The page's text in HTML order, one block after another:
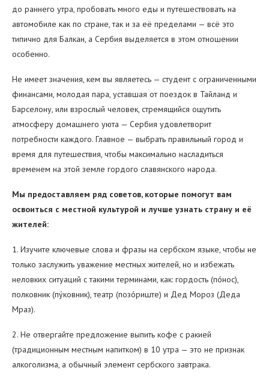
до раннего утра, пробовать много еды и путешествовать на
автомобиле как по стране, так и за её пределами — всё это
типично для Балкан, а Сербия выделяется в этом отношении
особенно.
Не имеет значения, кем вы являетесь — студент с ограниченными
финансами, молодая пара, уставшая от поездок в Тайланд и
Барселону, или взрослый человек, стремящийся ощутить
атмосферу домашнего уюта — Сербия удовлетворит
потребности каждого. Главное — выбрать правильный город и
время для путешествия, чтобы максимально насладиться
временем на этой земле гордого славянского народа.
Мы предоставляем ряд советов, которые помогут вам
освоиться с местной культурой и лучше узнать страну и её
жителей:
1. Изучите ключевые слова и фразы на сербском языке, чтобы не
только заслужить уважение местных жителей, но и избежать
неловких ситуаций с такими терминами, как: гордость (пóнос),
полковник (пýковник), театр (позóриште) и Дед Мороз (Деда
Мраз).
2. Не отвергайте предложение выпить кофе с ракией
(традиционным местным напитком) в 10 утра — это не признак
алкоголизма, а обычный элемент сербского завтрака.